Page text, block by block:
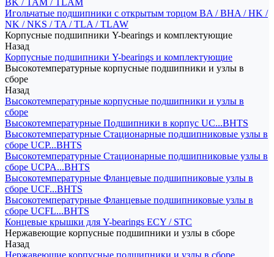
BK / TAM / TLAM
Игольчатые подшипники с открытым торцом BA / BHA / HK /
NK / NKS / TA / TLA / TLAW
Корпусные подшипники Y-bearings и комплектующие
Назад
Корпусные подшипники Y-bearings и комплектующие
Высокотемпературные корпусные подшипники и узлы в
сборе
Назад
Высокотемпературные корпусные подшипники и узлы в
сборе
Высокотемпературные Подшипники в корпус UC...BHTS
Высокотемпературные Стационарные подшипниковые узлы в
сборе UCP...BHTS
Высокотемпературные Стационарные подшипниковые узлы в
сборе UCPA...BHTS
Высокотемпературные Фланцевые подшипниковые узлы в
сборе UCF...BHTS
Высокотемпературные Фланцевые подшипниковые узлы в
сборе UCFL...BHTS
Концевые крышки для Y-bearings ECY / STC
Нержавеющие корпусные подшипники и узлы в сборе
Назад
Нержавеющие корпусные подшипники и узлы в сборе